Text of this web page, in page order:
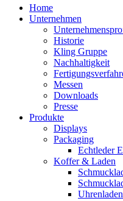
Home
Unternehmen
Historie
Kling Gruppe
Nachhaltigkeit
Messen
Downloads
Presse
Produkte
Displays
Packaging
Echtleder
Koffer & Laden